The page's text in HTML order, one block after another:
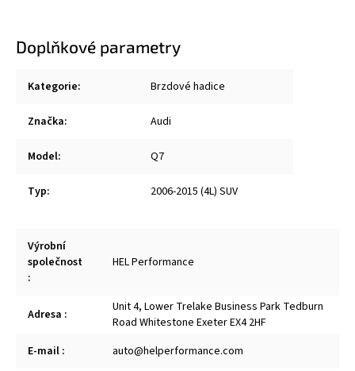
Doplňkové parametry
Kategorie: Brzdové hadice
Značka: Audi
Model: Q7
Typ: 2006-2015 (4L) SUV
Výrobní
společnost
:
HEL Performance
Adresa :
Unit 4, Lower Trelake Business Park Tedburn
Road Whitestone Exeter EX4 2HF
E-mail : auto@helperformance.com